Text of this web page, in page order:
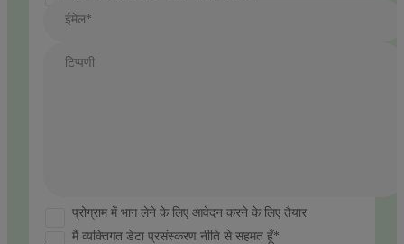
ईमेल*
टिप्पणी
प्रोग्राम में भाग लेने के लिए आवेदन करने के लिए तैयार
मैं व्यक्तिगत डेटा प्रसंस्करण नीति से सहमत हूँ*